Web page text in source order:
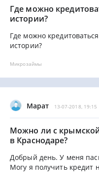
Где можно
истории?
Где можно
истории?
Микрозаймы
Марат 13-07-2018, 19:15
Можно ли с
в Краснодаре?
Добрый день. У меня
Могу я получить кредит